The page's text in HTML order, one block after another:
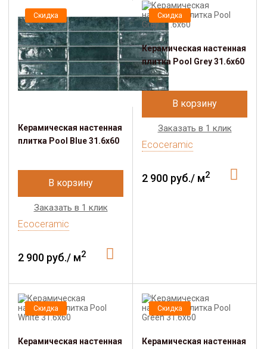
Скидка
Керамическая настенная
плитка Pool Blue 31.6x60
В корзину
Заказать в 1 клик
Ecoceramic
2 900 руб./ м2
Скидка
Керамическая настенная
плитка Pool Grey 31.6x60
В корзину
Заказать в 1 клик
Ecoceramic
2 900 руб./ м2
Скидка
Керамическая настенная
Скидка
Керамическая настенная